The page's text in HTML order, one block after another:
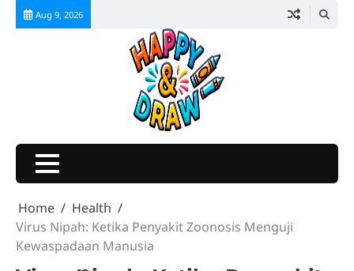
Skip
Aug 9, 2026
Home
Health
Virus Nipah: Ketika Penyakit Zoonosis Menguji
Kewaspadaan Manusia